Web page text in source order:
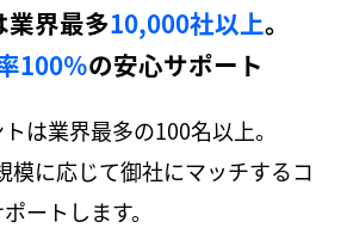
業界最多10,000社以上。
100％の安心サポート
は業界最多の100名以上。
模に応じて御社にマッチするコ
ートします。